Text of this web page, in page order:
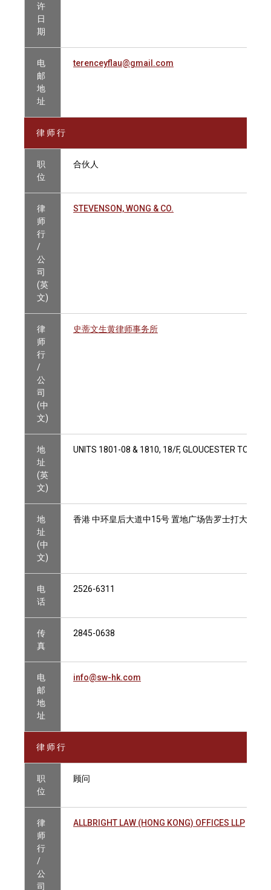
许
日
期
电
邮
地
址
terenceyflau@gmail.com
律 师 行
职
位
合伙人
律
师
行
/
公
司
(英
文)
STEVENSON, WONG & CO.
律
师
行
/
公
司
(中
文)
史蒂文生黄律师事务所
地
址
(英
文)
UNITS 1801-08 & 1810, 18/F, GLOUCESTER
地
址
(中
文)
香港 中环皇后大道中15号 置地广场告罗士打大厦18
电
话
2526-6311
传
真
2845-0638
电
邮
地
址
info@sw-hk.com
律 师 行
职
位
顾问
律
师
行
/
公
司
ALLBRIGHT LAW (HONG KONG) OFFICES LLP